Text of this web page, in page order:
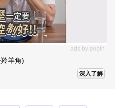
ads by popIn
羚羊角)
深入了解